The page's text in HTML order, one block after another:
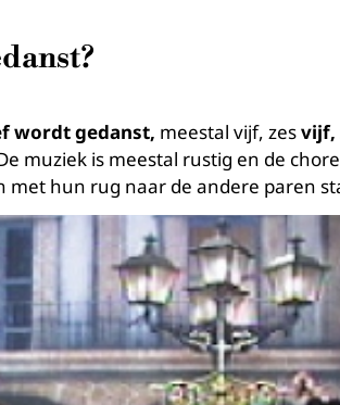
wordt gedanst, meestal vijf, zesvijf,
muziek is meestal rustig en de
met hun rug naar de andere paren